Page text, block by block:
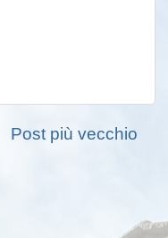
Post più vecchio